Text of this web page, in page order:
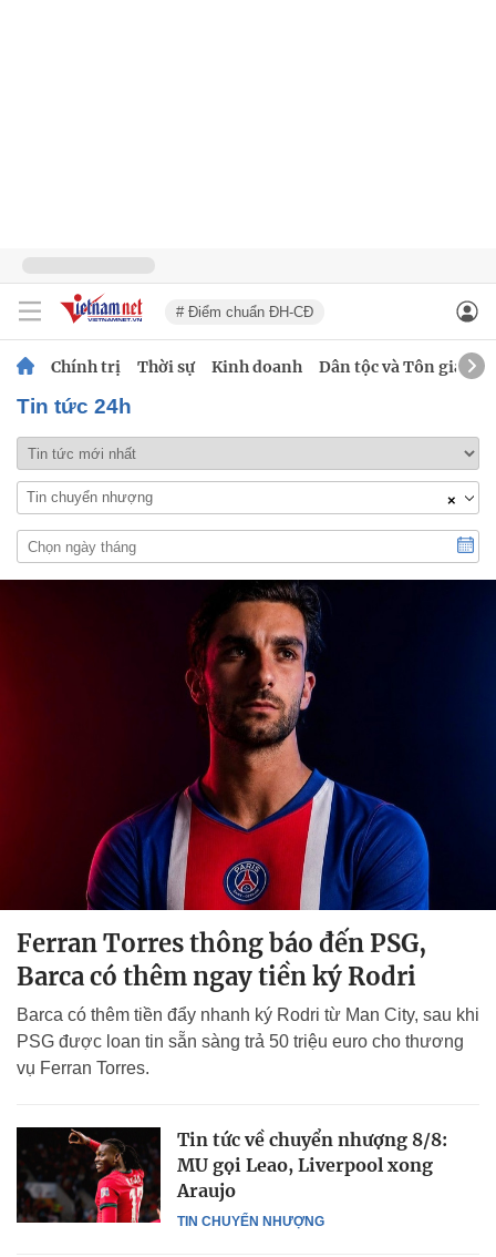
# Điểm chuẩn ĐH-CĐ
Chính trị Thời sự Kinh doanh Dân tộc và Tôn giáo
Tin tức 24h
×
Tin chuyển nhượng
Ferran Torres thông báo đến PSG,
Barca có thêm ngay tiền ký Rodri
Barca có thêm tiền đẩy nhanh ký Rodri từ Man City, sau khi
PSG được loan tin sẵn sàng trả 50 triệu euro cho thương
vụ Ferran Torres.
TIN CHUYỂN NHƯỢNG
Tin tức về chuyển nhượng 8/8:
MU gọi Leao, Liverpool xong
Araujo